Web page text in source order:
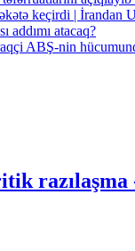
keçirdi | İrandan
addımı atacaq?
ABŞ-nin